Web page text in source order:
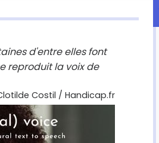
d'entre elles font
reproduit la voix de
Costil / Handicap.fr